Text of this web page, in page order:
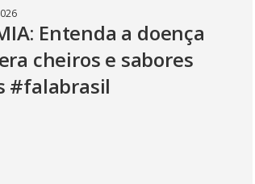
Entenda a doença
cheiros e sabores
#falabrasil